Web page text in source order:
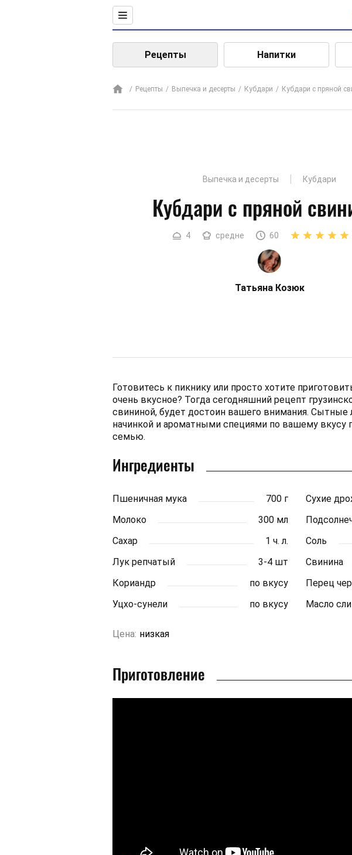
Рецепты Напитки
Рецепты Выпечка и десерты Кубдари Кубдари с пряной
Выпечка и десерты Кубдари
Кубдари с пряной
4 средне 60
Татьяна Козюк
Готовитесь к пикнику или просто хотите
очень вкусное? Тогда сегодняшний рецепт
свининой, будет достоин вашего внимания. Сытные
начинкой и ароматными специями по вашему вкусу
семью.
Ингредиенты
Пшеничная мука 700 г Сухие
Молоко
300 мл
Сахар
1 ч. л. Соль
Лук репчатый
3-4 шт Свинина
Кориандр
по вкусу Перец
Уцхо-сунели
по вкусу Масло
Цена: низкая
Приготовление